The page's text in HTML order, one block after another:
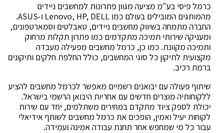
כרמל פיסי בע"מ מציעה מגוון פתרונות למחשבים ניידים
מהמותגים המובילים בעולם כמו Lenovo, HP, DELL ו-ASUS.
החברה מתמחה בשיווק מחשבים ניידים, טאבלטים וסמארטפונים,
ומעניקה שירותי תמיכה מתקדמים כמו פתרון תקלות מרחוק
ותמיכה מקוונת. כמו כן, כרמל מחשבים מפעילה מעבדה
מקצועית לתיקון כל סוגי המחשבים, כולל החלפת חלקים ותיקונים
ברמת רכיב.
שיתוף פעולה עם יבואנים רשמיים מאפשר לכרמל מחשבים להציע
ללקוחותיה מוצרים חדשים עם אחריות היבואן הרשמי בישראל.
יכולת לספק ציוד מתקדם במחירים משתלמים, יחד עם שירות
לקוחות יעיל ואמין, הופכים את כרמל מחשבים לשותף אידיאלי
עבור כל מי שמחפש אחר תחנת עבודה אמינה ועמידה.